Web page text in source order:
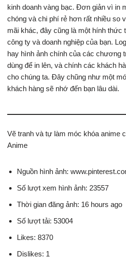
kinh doanh vàng bạc. Đơn giản vì in
chóng và chi phí rẻ hơn rất nhiều so
mãi khác, đây cũng là một hính thức
công ty và doanh nghiệp của bạn.
hay hình ảnh chính của các chương
dùng để in lên, và chính các khách
cho chúng ta. Đây chũng như một
khách hàng sẽ nhớ đến bạn lâu dài.
Vẽ tranh và tự làm móc khóa anime
Anime
Nguồn hình ảnh:
Số lượt xem hình ảnh: 23557
Thời gian đăng ảnh: 16 hours ago
Số lượt tải: 53004
Likes: 8370
Dislikes: 1